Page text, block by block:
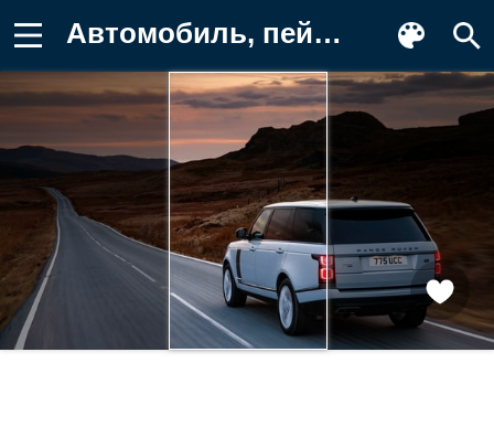
Автомобиль, пейзаж, дорога, природа Картинка для телефона